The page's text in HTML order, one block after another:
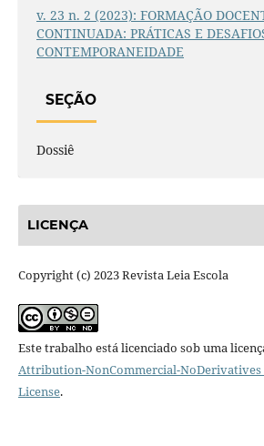
v. 23 n. 2 (2023): FORMAÇÃO
CONTINUADA: PRÁTICAS E
CONTEMPORANEIDADE
SEÇÃO
Dossiê
LICENÇA
Copyright (c) 2023 Revista Leia Escola
Este trabalho está licenciado sob uma
Attribution-NonCommercial-
License.